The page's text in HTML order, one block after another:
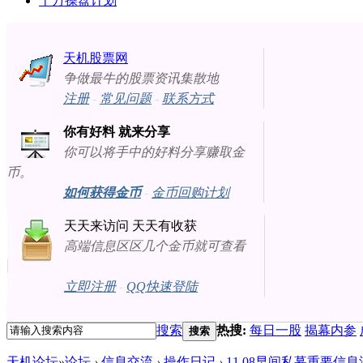
天机股票网
争做最牛的股票资讯集散地
注册- 常见问题- 联系方式
你有好料 就来分享
你可以将手中的好料分享赚取金
币。
如何获得金币- 金币回购计划
天天来访问 天天有收获
高端信息区区几个金币就可查看
立即注册- QQ快速登陆
搜索 搜索 热搜: 每日一股 揭幕内参